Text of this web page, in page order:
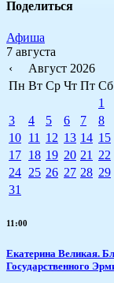
Поделиться
Афиша
7 августа
‹
Август 2026
Пн Вт Ср Чт Пт Сб
1
3
4 5 6 7 8
10 11 12 13 14 15
17 18 19 20 21 22
24 25 26 27 28 29
31
11:00
Екатерина Великая.
Государственного